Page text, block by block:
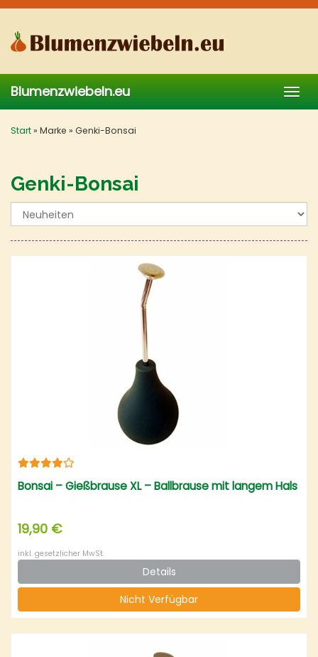
Skip
main
content
Blumenzwiebeln.eu
Start» Marke » Genki-Bonsai
Genki-Bonsai
Bonsai – Gießbrause XL – Ballbrause mit langem Hals
19,90 €
inkl. gesetzlicher MwSt.
Details
Nicht Verfügbar